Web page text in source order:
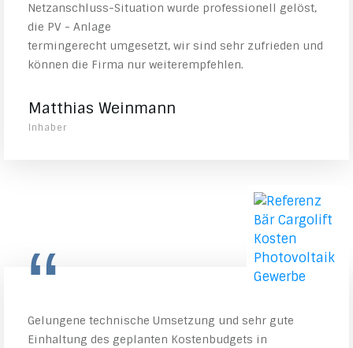
Netzanschluss-Situation wurde professionell gelöst,
die PV - Anlage
termingerecht umgesetzt, wir sind sehr zufrieden und
können die Firma nur weiterempfehlen.
Matthias Weinmann
Inhaber
“
Gelungene technische Umsetzung und sehr gute
Einhaltung des geplanten Kostenbudgets in